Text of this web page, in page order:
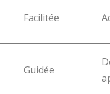
Facilitée
Guidée